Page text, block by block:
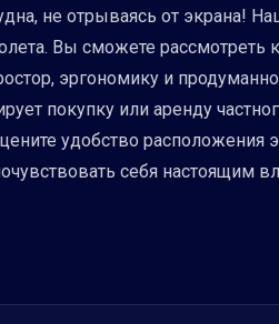
не отрываясь от экрана!
Вы сможете
эргономику и
покупку или аренду
удобство расположения
себя настоящим